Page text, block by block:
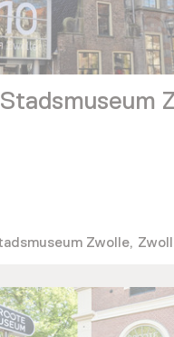
Zwolle,